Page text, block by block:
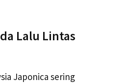
Lalu Lintas
Japonica sering